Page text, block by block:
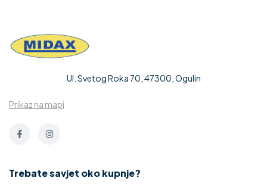
Ul. Svetog Roka 70, 47300, Ogulin
Prikaz na mapi
Trebate savjet oko kupnje?